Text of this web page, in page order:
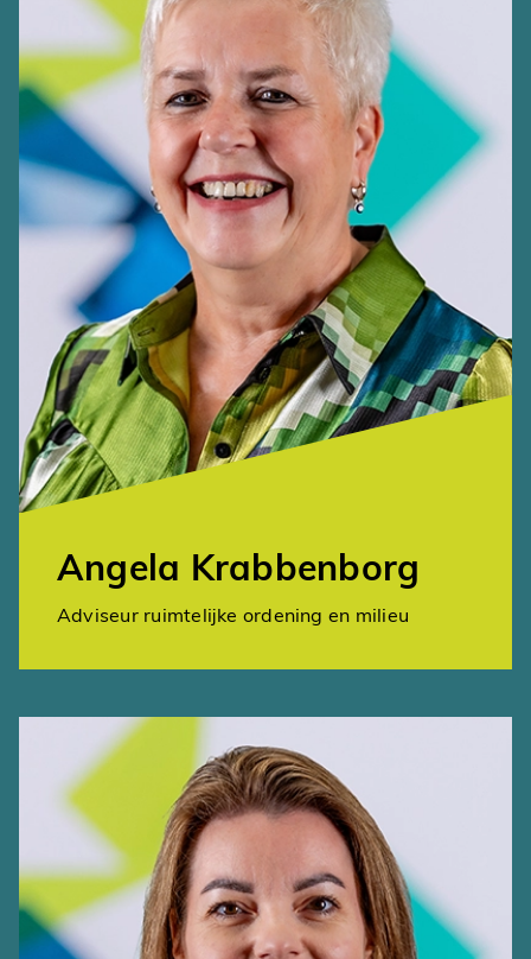
Angela Krabbenborg
Adviseur ruimtelijke ordening en milieu